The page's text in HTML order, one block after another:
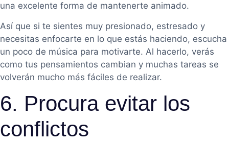
una excelente forma de mantenerte animado.
Así que si te sientes muy presionado, estresado y
necesitas enfocarte en lo que estás haciendo, escucha
un poco de música para motivarte. Al hacerlo, verás
como tus pensamientos cambian y muchas tareas se
volverán mucho más fáciles de realizar.
6. Procura evitar los
conflictos